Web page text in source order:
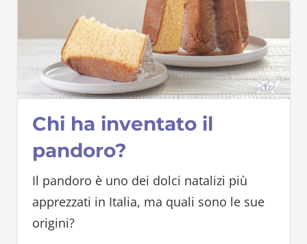
Chi ha inventato il
pandoro?
Il pandoro è uno dei dolci natalizi più
apprezzati in Italia, ma quali sono le sue
origini?